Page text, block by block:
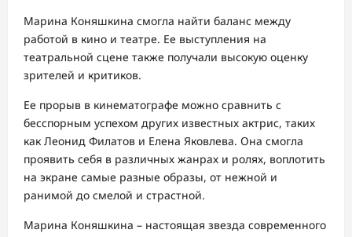
Марина Коняшкина смогла найти баланс между
работой в кино и театре. Ее выступления на
театральной сцене также получали высокую оценку
зрителей и критиков.
Ее прорыв в кинематографе можно сравнить с
бесспорным успехом других известных актрис, таких
как Леонид Филатов и Елена Яковлева. Она смогла
проявить себя в различных жанрах и ролях, воплотить
на экране самые разные образы, от нежной и
ранимой до смелой и страстной.
Марина Коняшкина – настоящая звезда современного